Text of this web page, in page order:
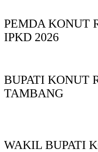
PEMDA KONUT
IPKD 2026
BUPATI KONUT
TAMBANG
WAKIL BUPATI